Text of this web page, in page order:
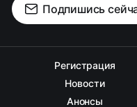
Подпишись
Регистрация
Новости
Анонсы